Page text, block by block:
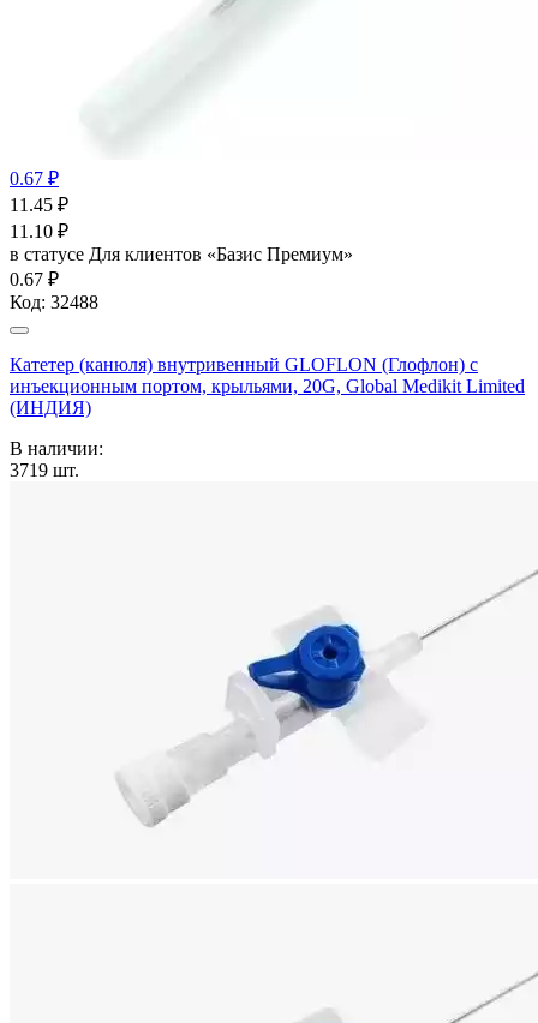
0.67 ₽
11.45 ₽
11.10 ₽
в статусе Для клиентов «Базис Премиум»
0.67 ₽
Код: 32488
Катетер (канюля) внутривенный GLOFLON (Глофлон) с
инъекционным портом, крыльями, 20G, Global Medikit Limited
(ИНДИЯ)
В наличии:
3719 шт.